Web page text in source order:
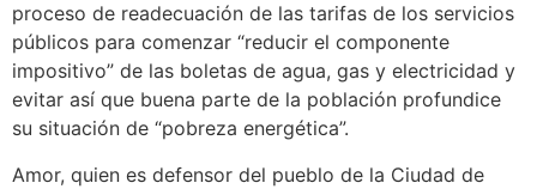
proceso de readecuación de las tarifas de los servicios
públicos para comenzar “reducir el componente
impositivo” de las boletas de agua, gas y electricidad y
evitar así que buena parte de la población profundice
su situación de “pobreza energética”.
Amor, quien es defensor del pueblo de la Ciudad de